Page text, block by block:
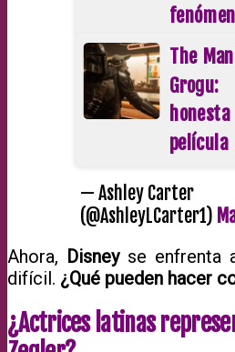
The
— Ashley Carter
(@AshleyLCarter1)
Ahora, Disney se enfrenta
difícil. ¿Qué pueden hacer
¿Actrices latinas